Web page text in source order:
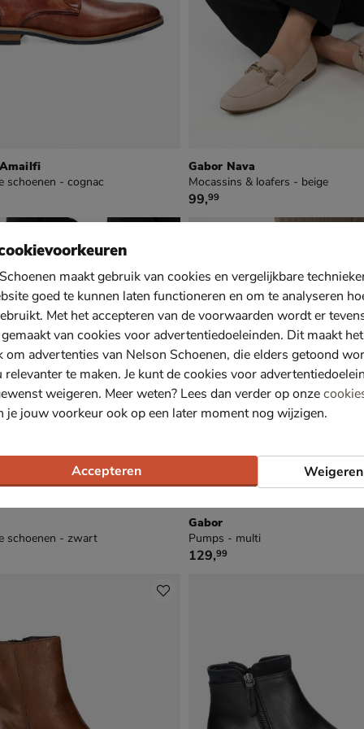
schoenen - cognac
Gabor Nava
Mocassins & loafers - beige
€ 99,99
99,99
schoenen - zwart
Gabor
Pumps - multi
€ 129,99
129,99
maakt gebruik van cookies en vergelijkbare
goed te kunnen laten functioneren en om te analyseren
Met het accepteren van de voorwaarden wordt er
van cookies voor advertentiedoeleinden. Dit maakt het
om advertenties van Nelson Schoenen, die elders getoond
relevanter te maken. Je kunt de cookies voor
weigeren. Meer weten? Lees dan verder op onze
je jouw voorkeur ook op een later moment nog wijzigen.
Accepteren Weigeren